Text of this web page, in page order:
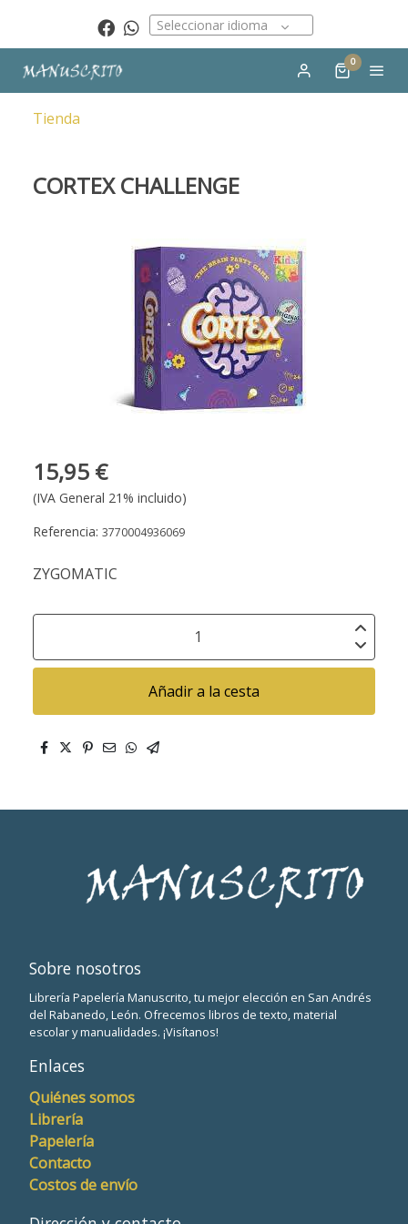
Seleccionar idioma
0
Tienda
CORTEX CHALLENGE
15,95 €
(IVA General 21% incluido)
Referencia: 3770004936069
ZYGOMATIC
Añadir a la cesta
Sobre nosotros
Librería Papelería Manuscrito, tu mejor elección en San Andrés
del Rabanedo, León. Ofrecemos libros de texto, material
escolar y manualidades. ¡Visítanos!
Enlaces
Quiénes somos
Librería
Papelería
Contacto
Costos de envío